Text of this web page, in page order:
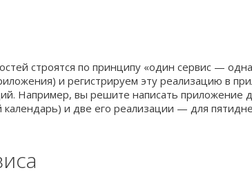
строятся по принципу «один сервис —
и регистрируем эту реализацию в
Например, вы решите написать приложение
и две его реализации — для